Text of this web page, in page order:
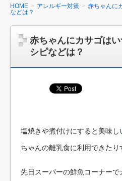
HOME アレルギー対策
赤ちゃんに
などは？
赤ちゃんにカサゴは
シピなどは？
塩焼きや煮付けにすると美味し
ちゃんの離乳食に利用できたり
先日スーパーの鮮魚コーナーで